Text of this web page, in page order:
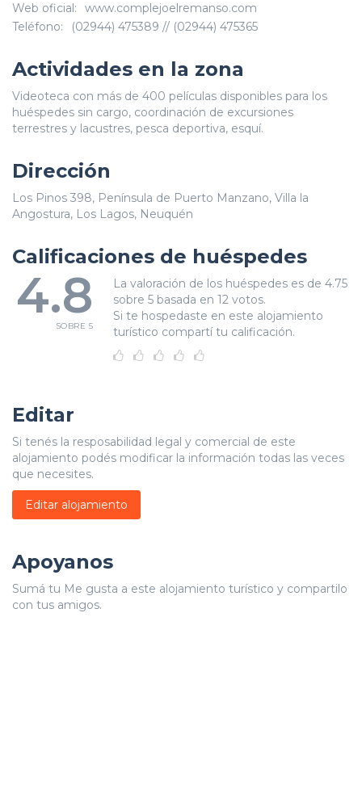
Web oficial:
www.complejoelremanso.com
Teléfono:
(02944) 475389 // (02944) 475365
Actividades en la zona
Videoteca con más de 400 películas disponibles para los
huéspedes sin cargo, coordinación de excursiones
terrestres y lacustres, pesca deportiva, esquí.
Dirección
Los Pinos 398, Península de Puerto Manzano, Villa la
Angostura, Los Lagos, Neuquén
Calificaciones de huéspedes
4.8
SOBRE 5
La valoración de los huéspedes es de 4.75
sobre 5 basada en 12 votos.
Si te hospedaste en este alojamiento
turístico compartí tu calificación.
Editar
Si tenés la resposabilidad legal y comercial de este
alojamiento podés modificar la información todas las veces
que necesites.
Editar alojamiento
Apoyanos
Sumá tu Me gusta a este alojamiento turístico y compartilo
con tus amigos.